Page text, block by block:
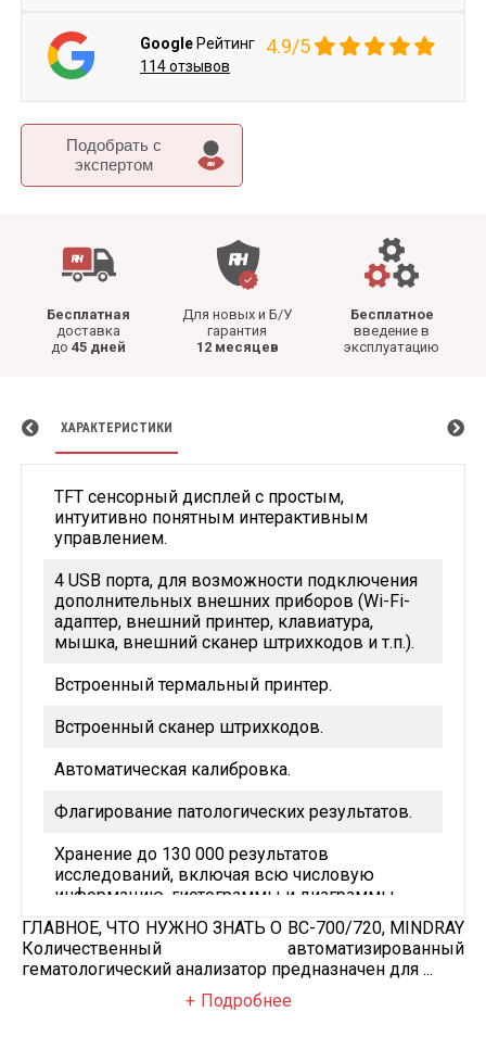
Подобрать c
экспертом
Бесплатная
доставка
до 45 дней
Для новых и Б/У
гарантия
12 месяцев
Бесплатное
введение в
эксплуатацию
Google Рейтинг 4.9/5
114 отзывов
ХАРАКТЕРИСТИКИ
TFT сенсорный дисплей с простым,
интуитивно понятным интерактивным
управлением.
4 USB порта, для возможности подключения
дополнительных внешних приборов (Wi-Fi-
адаптер, внешний принтер, клавиатура,
мышка, внешний сканер штрихкодов и т.п.).
Встроенный термальный принтер.
Встроенный сканер штрихкодов.
Автоматическая калибровка.
Флагирование патологических результатов.
Хранение до 130 000 результатов
исследований, включая всю числовую
информацию, гистограммы и диаграммы
рассеяния.
ГЛАВНОЕ, ЧТО НУЖНО ЗНАТЬ О BC-700/720, MINDRAY
Количественный автоматизированный
гематологический анализатор предназначен для ...
Подробнее